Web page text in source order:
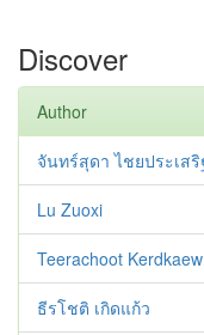
Discover
Author
จันทร์สุดา ไชยประเสริ
Lu Zuoxi
Teerachoot Kerdkaew
ธีรโชติ เกิดแก้ว